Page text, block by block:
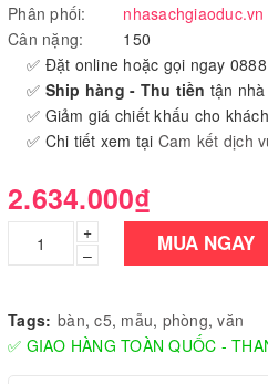
Phân phối:
nhasachgiaoduc.vn
Cân nặng:
150
✅ Đặt online hoặc gọi ngay
✅ Ship hàng - Thu tiền tận
✅ Giảm giá chiết khấu cho
✅ Chi tiết xem tại Cam kết dịch
2.634.000₫
+
–
MUA NGAY
Tags: bàn,c5, mẫu, phòng,văn
✅ GIAO HÀNG TOÀN QUỐC -